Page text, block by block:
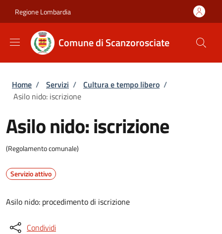
Regione Lombardia
Comune di Scanzorosciate
Briciole di pane
Home / Servizi / Cultura e tempo libero /
Asilo nido: iscrizione
Asilo nido: iscrizione
(Regolamento comunale)
Servizio attivo
Asilo nido: procedimento di iscrizione
Condividi